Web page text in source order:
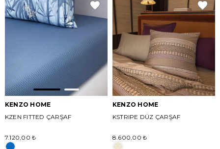
KENZO HOME
KZEN FITTED ÇARŞAF
7.120,00 ₺
KENZO HOME
KSTRIPE DÜZ ÇARŞAF
8.600,00 ₺